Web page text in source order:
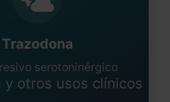
Trazodona
serotoninérgico
y otros usos clínicos